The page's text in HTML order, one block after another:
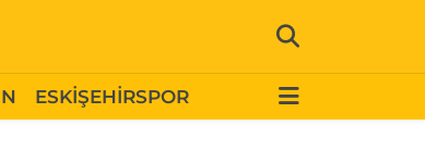
ESKİŞEHİRSPOR